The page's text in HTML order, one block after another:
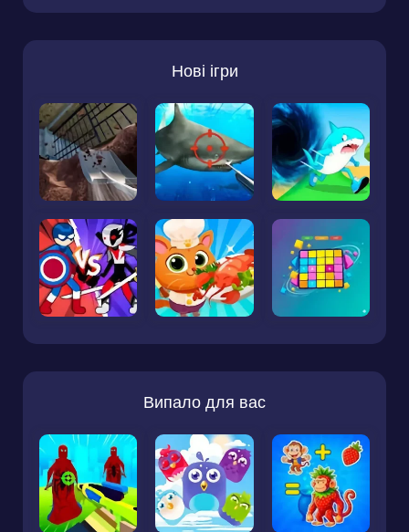
Нові ігри
Випало для вас